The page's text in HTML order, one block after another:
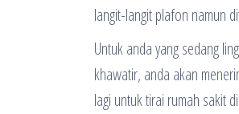
langit-langit plafon namun
Untuk anda yang sedang
khawatir, anda akan
lagi untuk tirai rumah sakit